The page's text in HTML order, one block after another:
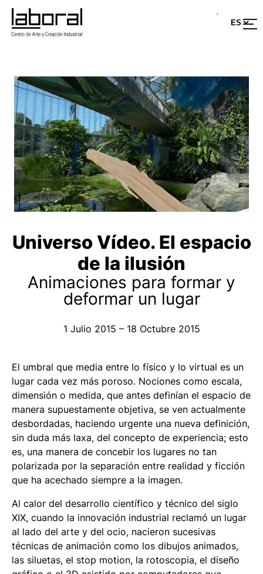
Universo Vídeo. El espacio
de la ilusión
Animaciones para formar y
deformar un lugar
1 Julio 2015 – 18 Octubre 2015
El umbral que media entre lo físico y lo virtual es un
lugar cada vez más poroso. Nociones como escala,
dimensión o medida, que antes definían el espacio de
manera supuestamente objetiva, se ven actualmente
desbordadas, haciendo urgente una nueva definición,
sin duda más laxa, del concepto de experiencia; esto
es, una manera de concebir los lugares no tan
polarizada por la separación entre realidad y ficción
que ha acechado siempre a la imagen.
Al calor del desarrollo científico y técnico del siglo
XIX, cuando la innovación industrial reclamó un lugar
al lado del arte y del ocio, nacieron sucesivas
técnicas de animación como los dibujos animados,
las siluetas, el stop motion, la rotoscopia, el diseño